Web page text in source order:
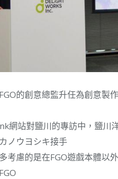
的創意總監升任為創意製
網站對鹽川的專訪中，鹽川
ノウヨシキ接手
考慮的是在FGO遊戲本體以